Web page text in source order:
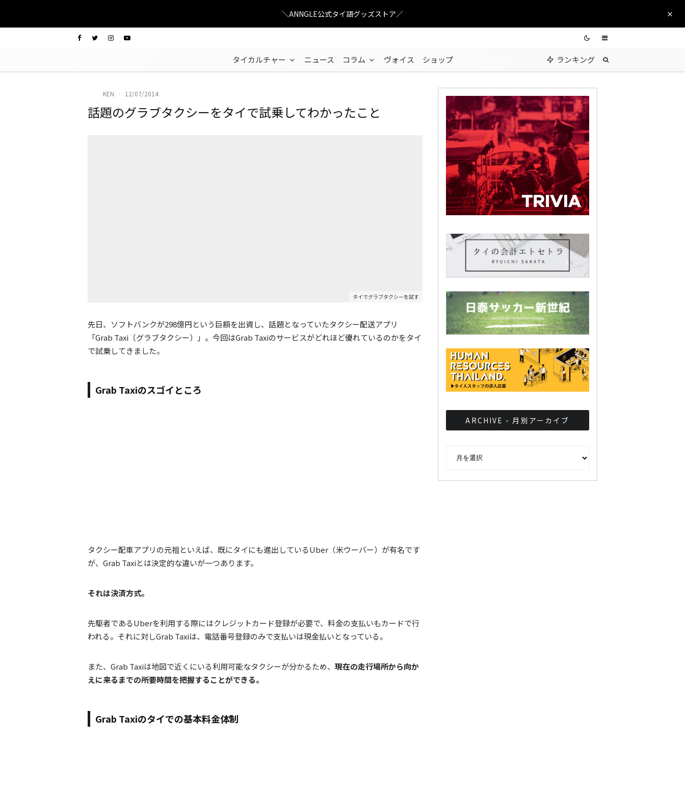
＼ANNGLE公式タイ語グッズストア／
タイカルチャー ニュース コラム ヴォイス ショップ ランキング
KEN · 12/07/2014
話題のグラブタクシーをタイで試乗してわかったこと
タイでグラブタクシーを試す
先日、ソフトバンクが298億円という巨額を出資し、話題となっていたタクシー配送アプリ
「Grab Taxi（グラブタクシー）」。今回はGrab Taxiのサービスがどれほど優れているのかをタイ
で試乗してきました。
Grab Taxiのスゴイところ
タクシー配車アプリの元祖といえば、既にタイにも進出しているUber（米ウーバー）が有名です
が、Grab Taxiとは決定的な違いが一つあります。
それは決済方式。
先駆者であるUberを利用する際にはクレジットカード登録が必要で、料金の支払いもカードで行
われる。それに対しGrab Taxiは、電話番号登録のみで支払いは現金払いとなっている。
また、Grab Taxiは地図で近くにいる利用可能なタクシーが分かるため、 現在の走行場所から向か
えに来るまでの所要時間を把握することができる。
Grab Taxiのタイでの基本料金体制
ARCHIVE - 月別アーカイブ